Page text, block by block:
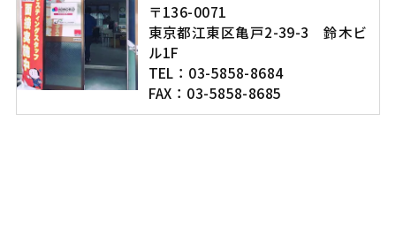
〒136-0071
東京都江東区亀戸2-39-3 鈴木ビ
ル1F
TEL：03-5858-8684
FAX：03-5858-8685